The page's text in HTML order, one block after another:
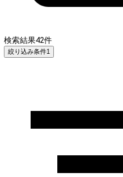
検索結果42件
絞り込み条件1